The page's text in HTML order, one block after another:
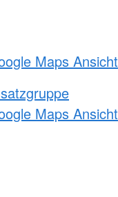
Maps Ansicht
Maps Ansicht